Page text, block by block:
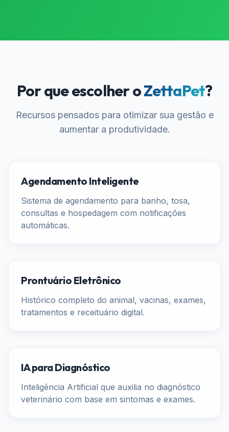
Por que escolher oZettaPet?
Recursos pensados para otimizar sua gestão e
aumentar a produtividade.
Agendamento Inteligente
Sistema de agendamento para banho, tosa,
consultas e hospedagem com notificações
automáticas.
Prontuário Eletrônico
Histórico completo do animal, vacinas, exames,
tratamentos e receituário digital.
IA para Diagnóstico
Inteligência Artificial que auxilia no diagnóstico
veterinário com base em sintomas e exames.